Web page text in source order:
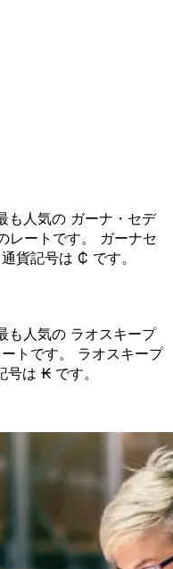
も人気の ガーナ・セデ
レートです。 ガーナセ
貨記号は ₵ です。
も人気の ラオスキープ
トです。 ラオスキープ
は ₭ です。